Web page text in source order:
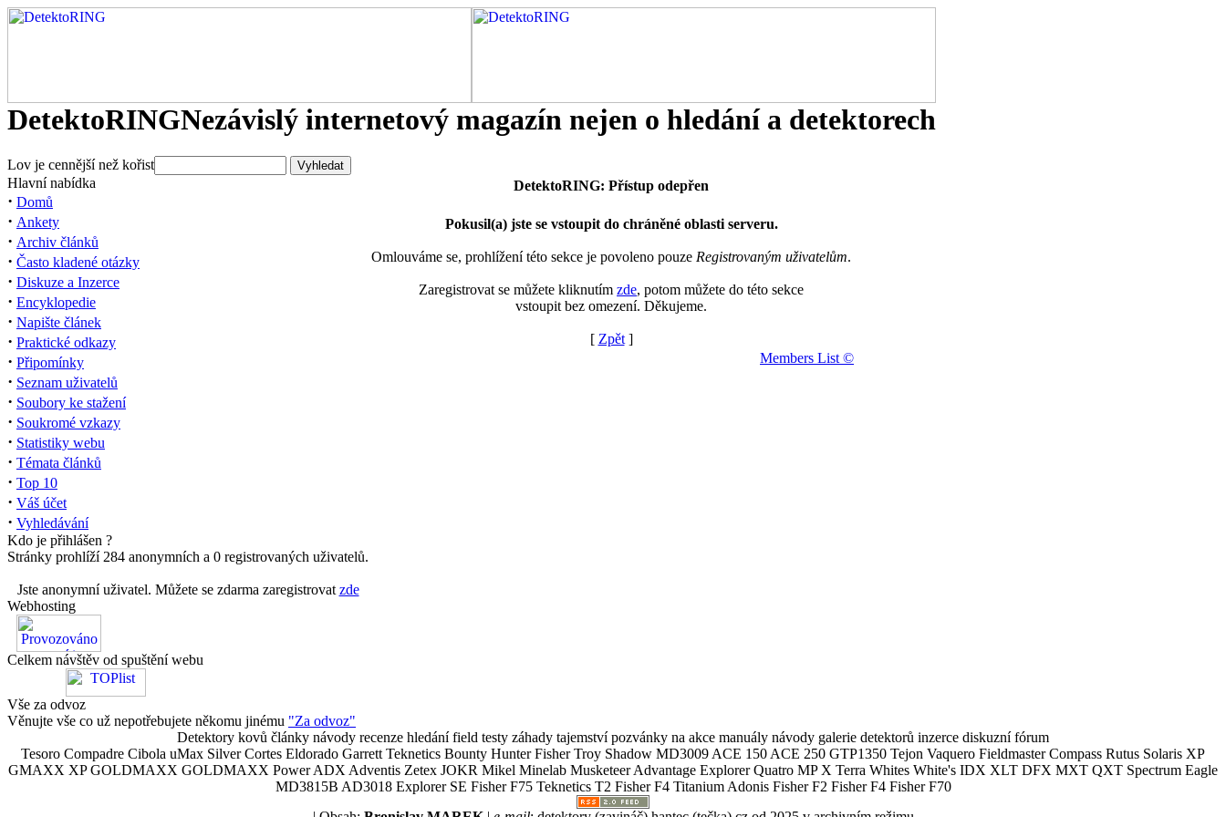
DetektoRINGNezávislý internetový magazín nejen o hledání a detektorech
Lov je cennější než kořist
Hlavní nabídka
· Domů
· Ankety
· Archiv článků
· Často kladené otázky
· Diskuze a Inzerce
· Encyklopedie
· Napište článek
· Praktické odkazy
· Připomínky
· Seznam uživatelů
· Soubory ke stažení
· Soukromé vzkazy
· Statistiky webu
· Témata článků
· Top 10
· Váš účet
· Vyhledávání
Kdo je přihlášen ?
Stránky prohlíží 284 anonymních a 0 registrovaných uživatelů.
Jste anonymní uživatel. Můžete se zdarma zaregistrovat zde
Webhosting
Celkem návštěv od spuštění webu
Vše za odvoz
Věnujte vše co už nepotřebujete někomu jinému "Za odvoz"
DetektoRING: Přístup odepřen
Pokusil(a) jste se vstoupit do chráněné oblasti serveru.
Omlouváme se, prohlížení této sekce je povoleno pouze Registrovaným uživatelům.
Zaregistrovat se můžete kliknutím zde, potom můžete do této sekce
vstoupit bez omezení. Děkujeme.
[ Zpět]
Members List ©
Detektory kovů články návody recenze hledání field testy záhady tajemství pozvánky na akce manuály návody galerie detektorů inzerce diskuzní fórum
Tesoro Compadre Cibola uMax Silver Cortes Eldorado Garrett Teknetics Bounty Hunter Fisher Troy Shadow MD3009 ACE 150 ACE 250 GTP1350 Tejon Vaquero Fieldmaster Compass Rutus Solaris XP
GMAXX XP GOLDMAXX GOLDMAXX Power ADX Adventis Zetex JOKR Mikel Minelab Musketeer Advantage Explorer Quatro MP X Terra Whites White's IDX XLT DFX MXT QXT Spectrum Eagle
MD3815B AD3018 Explorer SE Fisher F75 Teknetics T2 Fisher F4 Titanium Adonis Fisher F2 Fisher F4 Fisher F70